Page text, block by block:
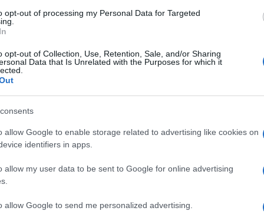
opt-out of processing my Personal Data for Targeted
opt-out of Collection, Use, Retention, Sale, and/or Sharing
Data that Is Unrelated with the Purposes for which it
allow Google to enable storage related to advertising like cookies on
identifiers in apps.
allow my user data to be sent to Google for online advertising
allow Google to send me personalized advertising.
de entrada en vigor
que condiciona la aplicación de
por parte de Estados Unidos, y una
de 2028 salvo prórroga consensuada. Estas
como desigual en un instrumento con